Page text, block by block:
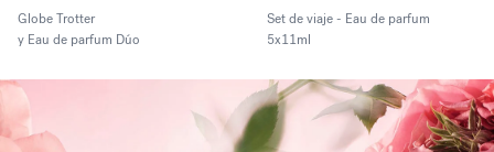
Globe Trotter
y Eau de parfum Dúo
Set de viaje - Eau de parfum
5x11ml